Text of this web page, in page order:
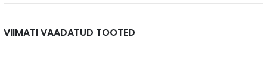
VIIMATI VAADATUD TOOTED